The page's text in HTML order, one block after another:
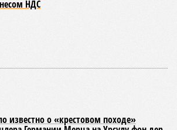
собственные интересы.
в Армении точка зрения по
дорог рес­публики –
пути сообщения и, естественно,
Модернизация железных
России в Ереване считается
для менеджмента РЖД столь же
вкладываться в закавказскую